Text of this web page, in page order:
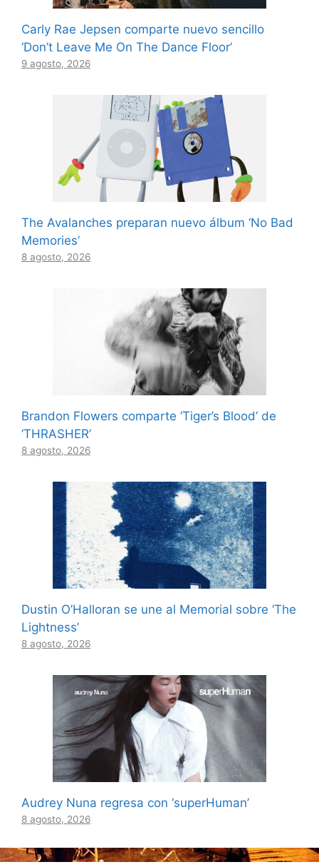
Carly Rae Jepsen comparte nuevo sencillo
‘Don’t Leave Me On The Dance Floor’
9 agosto, 2026
The Avalanches preparan nuevo álbum ‘No Bad
Memories’
8 agosto, 2026
Brandon Flowers comparte ‘Tiger’s Blood’ de
‘THRASHER’
8 agosto, 2026
Dustin O’Halloran se une al Memorial sobre ‘The
Lightness’
8 agosto, 2026
Audrey Nuna regresa con ‘superHuman’
8 agosto, 2026